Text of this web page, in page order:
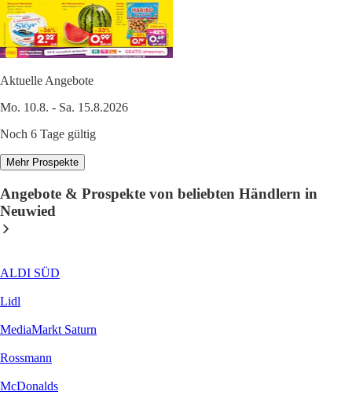
Aktuelle Angebote
Mo. 10.8. - Sa. 15.8.2026
Noch 6 Tage gültig
Mehr Prospekte
Angebote & Prospekte von beliebten Händlern in
Neuwied
ALDI SÜD
Lidl
MediaMarkt Saturn
Rossmann
McDonalds